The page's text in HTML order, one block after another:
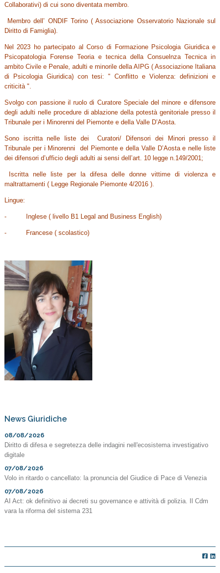
Collaborativi) di cui sono diventata membro.
Membro dell’ ONDIF Torino ( Associazione Osservatorio Nazionale sul
Diritto di Famiglia).
Nel 2023 ho partecipato al Corso di Formazione Psicologia Giuridica e
Psicopatologia Forense Teoria e tecnica della Consuelnza Tecnica in
ambito Civile e Penale, adulti e minorile della AIPG ( Associazione Italiana
di Psicologia Giuridica) con tesi: " Conflitto e Violenza: definizioni e
criticità ".
Svolgo con passione il ruolo di Curatore Speciale del minore e difensore
degli adulti nelle procedure di ablazione della potestà genitoriale presso il
Tribunale per i Minorenni del Piemonte e della Valle D’Aosta.
Sono iscritta nelle liste dei Curatori/ Difensori dei Minori presso il
Tribunale per i Minorenni del Piemonte e della Valle D’Aosta e nelle liste
dei difensori d’ufficio degli adulti ai sensi dell’art. 10 legge n.149/2001;
Iscritta nelle liste per la difesa delle donne vittime di violenza e
maltrattamenti ( Legge Regionale Piemonte 4/2016 ).
Lingue:
- Inglese ( livello B1 Legal and Business English)
- Francese ( scolastico)
News Giuridiche
08/08/2026
Diritto di difesa e segretezza delle indagini nell'ecosistema investigativo
digitale
07/08/2026
Volo in ritardo o cancellato: la pronuncia del Giudice di Pace di Venezia
07/08/2026
AI Act: ok definitivo ai decreti su governance e attività di polizia. Il Cdm
vara la riforma del sistema 231